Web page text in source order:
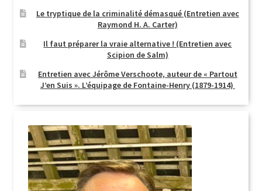
Le tryptique de la criminalité démasqué (Entretien avec
Raymond H. A. Carter)
Il faut préparer la vraie alternative ! (Entretien avec
Scipion de Salm)
Entretien avec Jérôme Verschoote, auteur de « Partout
J’en Suis ». L’équipage de Fontaine-Henry (1879-1914)